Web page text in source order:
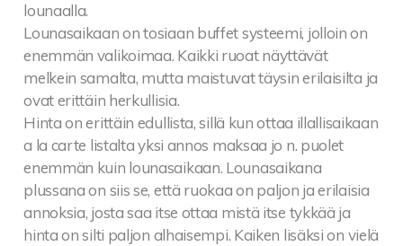
lounaalla.
Lounasaikaan on tosiaan buffet systeemi, jolloin on
enemmän valikoimaa. Kaikki ruoat näyttävät
melkein samalta, mutta maistuvat täysin erilaisilta ja
ovat erittäin herkullisia.
Hinta on erittäin edullista, sillä kun ottaa illallisaikaan
a la carte listalta yksi annos maksaa jo n. puolet
enemmän kuin lounasaikaan. Lounasaikana
plussana on siis se, että ruokaa on paljon ja erilaisia
annoksia, josta saa itse ottaa mistä itse tykkää ja
hinta on silti paljon alhaisempi. Kaiken lisäksi on vielä